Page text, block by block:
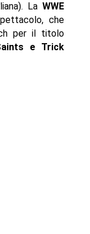
LaWWE
che
per il titolo
e Trick